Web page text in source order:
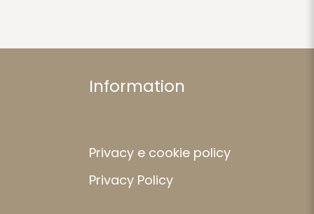
Information
Privacy e cookie policy
Privacy Policy